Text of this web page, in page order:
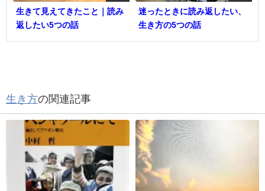
生きて見えてきたこと｜読み
返したい5つの話
迷ったときに読み返したい、
生き方の5つの話
生き方の関連記事